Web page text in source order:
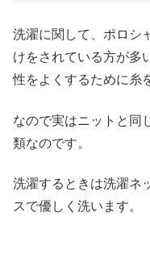
洗濯に関して、ポロシ
けをされている方が多
性をよくするために糸
なので実はニットと同
類なのです。
洗濯するときは洗濯ネ
スで優しく洗います。